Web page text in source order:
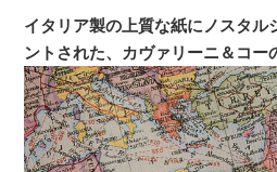
イタリア製の上質な紙にノスタル
ントされた、カヴァリーニ＆コー